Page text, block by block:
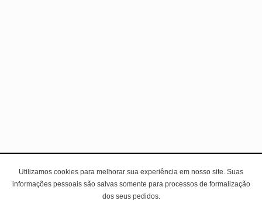
Utilizamos cookies para melhorar sua experiência em nosso site. Suas
informações pessoais são salvas somente para processos de formalização
dos seus pedidos.